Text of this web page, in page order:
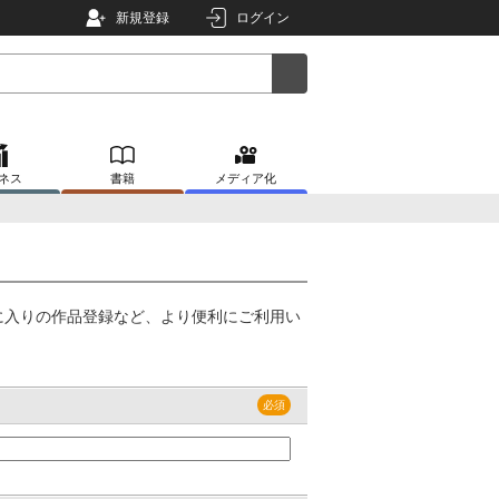
新規登録 ログイン
ス 書籍 メディア化
りの作品登録など、より便利にご利用い